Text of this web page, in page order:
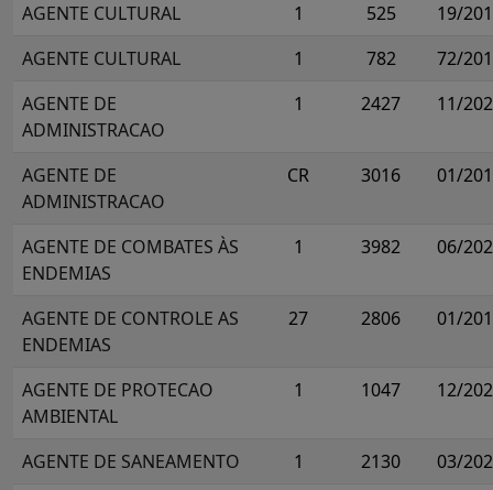
AGENTE CULTURAL 1 525
19/
AGENTE CULTURAL
1 782
72/
AGENTE DE
ADMINISTRACAO
1 2427 11/
AGENTE DE
ADMINISTRACAO
CR 3016 01/
AGENTE DE COMBATES ÀS
ENDEMIAS
1 3982 06/
AGENTE DE CONTROLE AS
ENDEMIAS
27 2806 01/
AGENTE DE PROTECAO
AMBIENTAL
1 1047 12/
AGENTE DE SANEAMENTO 1 2130 03/